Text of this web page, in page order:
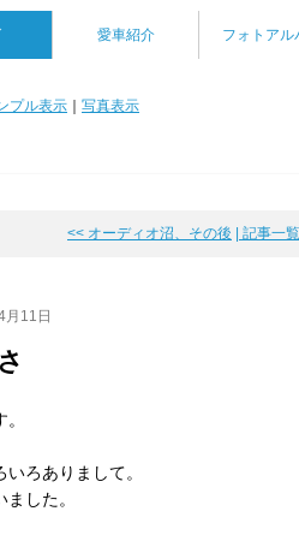
愛車紹介 フォトアル
プル表示 写真表示
<< オーディオ沼、その後 | 記事一覧 |
月11日
いろありまして。
した。